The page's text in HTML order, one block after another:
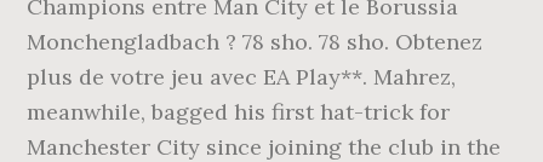
Champions entre Man City et le Borussia
Monchengladbach ? 78 sho. 78 sho. Obtenez
plus de votre jeu avec EA Play**. Mahrez,
meanwhile, bagged his first hat-trick for
Manchester City since joining the club in the